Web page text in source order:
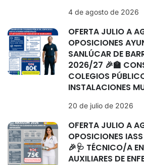
4 de agosto de 2026
OFERTA JULIO A
OPOSICIONES
SANLÚCAR DE
2026/27 🎉🏫
COLEGIOS
INSTALACIONES
20 de julio de 2026
OFERTA JULIO A
OPOSICIONES
🎉🩺 TÉCNICO/A
AUXILIARES DE